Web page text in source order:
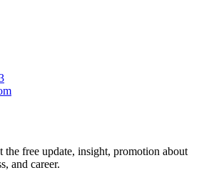
the free update, insight, promotion about
and career.